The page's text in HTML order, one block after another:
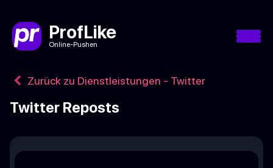
ProfLike
Online-Pushen
Zurück zu Dienstleistungen - Twitter
Twitter Reposts